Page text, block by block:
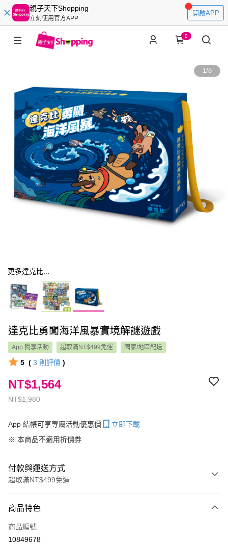
親子天下Shopping
立刻使用官方APP
開啟APP
0
1/8
更多達克比...
達克比勇闖海洋風暴實境解謎遊戲
App 獨享活動 超取滿NT$499免運 國家/地區配送
5 ( 3 則評價 )
NT$1,980
NT$1,564
App 結帳可享專屬活動優惠價
立即下載
※ 本商品不適用折價券
付款與運送方式
超取滿NT$499免運
信用卡一次付款
LINE Pay
商品特色
商品編號
10849678